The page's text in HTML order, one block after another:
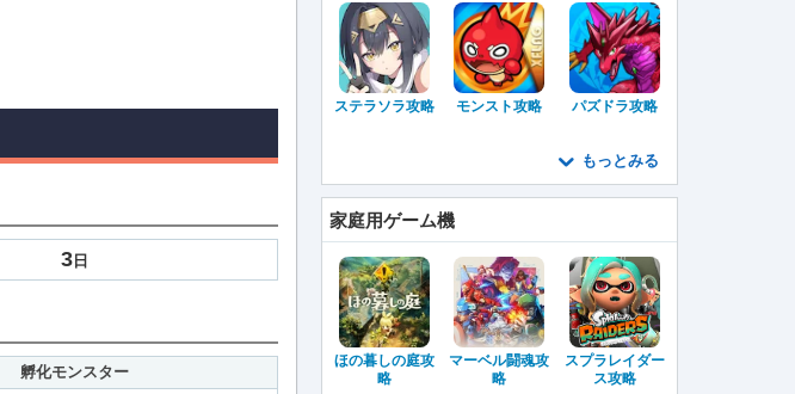
3 日
孵化モンスター
ステラソラ攻略 モンスト攻略 パズドラ攻略
もっとみる
家庭用ゲーム機
ほの暮しの庭攻
略
マーベル闘魂攻
略
スプラレイダー
ス攻略